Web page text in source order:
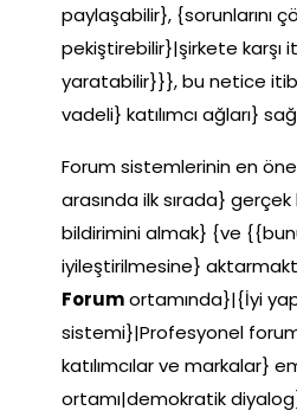
paylaşabilir}, {sorunlarını
pekiştirebilir}|şirkete karşı
yaratabilir}}}, bu netice
vadeli} katılımcı ağları}
Forum sistemlerinin en
arasında ilk sırada} gerçek
bildirimini almak} {ve
iyileştirilmesine}
Forumortamında}|{İyi
sistemi}|Profesyonel forum
katılımcılar ve markalar}
ortamı|demokratik